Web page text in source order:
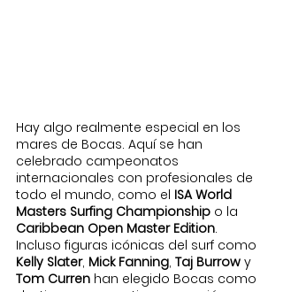
Hay algo realmente especial en los
mares de Bocas. Aquí se han
celebrado campeonatos
internacionales con profesionales de
todo el mundo, como el ISA World
Masters Surfing Championship o la
Caribbean Open Master Edition.
Incluso figuras icónicas del surf como
Kelly Slater, Mick Fanning, Taj Burrow y
Tom Curren han elegido Bocas como